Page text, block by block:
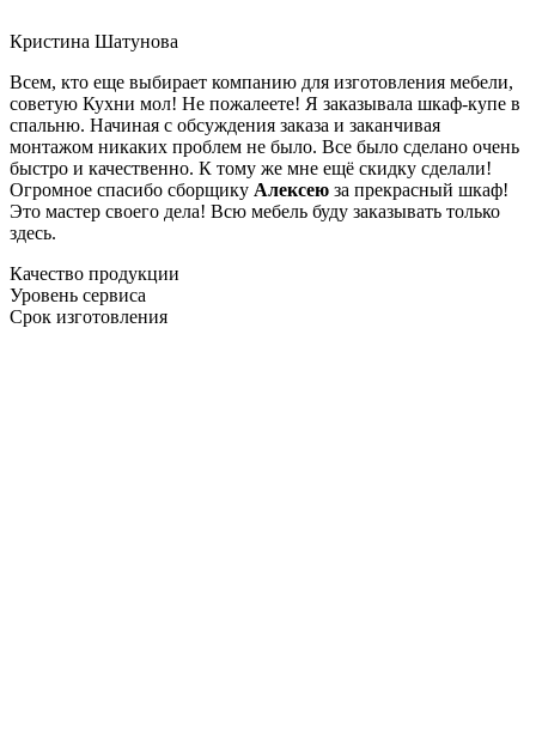
Кристина Шатунова
Всем, кто еще выбирает компанию для изготовления мебели,
советую Кухни мол! Не пожалеете! Я заказывала шкаф-купе в
спальню. Начиная с обсуждения заказа и заканчивая
монтажом никаких проблем не было. Все было сделано очень
быстро и качественно. К тому же мне ещё скидку сделали!
Огромное спасибо сборщику Алексею за прекрасный шкаф!
Это мастер своего дела! Всю мебель буду заказывать только
здесь.
Качество продукции
Уровень сервиса
Срок изготовления